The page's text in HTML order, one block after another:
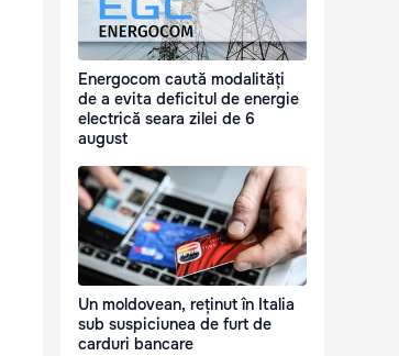
Energocom caută modalități
de a evita deficitul de energie
electrică seara zilei de 6
august
Un moldovean, reținut în Italia
sub suspiciunea de furt de
carduri bancare